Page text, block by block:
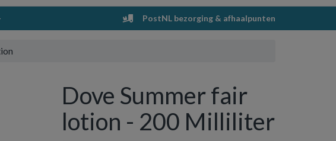
PostNL bezorging & afhaalpunten
Dove Summer fair
lotion - 200 Milliliter